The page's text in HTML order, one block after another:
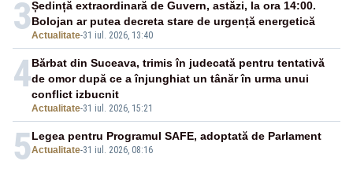
3Actualitate-31 iul. 2026, 13:40
Ședință extraordinară de Guvern, astăzi, la ora 14:00.
Bolojan ar putea decreta stare de urgență energetică
4
Actualitate-31 iul. 2026, 15:21
Bărbat din Suceava, trimis în judecată pentru tentativă
de omor după ce a înjunghiat un tânăr în urma unui
conflict izbucnit
5Actualitate-31 iul. 2026, 08:16
Legea pentru Programul SAFE, adoptată de Parlament